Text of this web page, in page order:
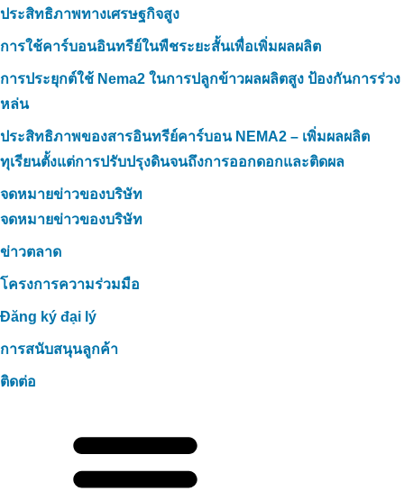
ประสิทธิภาพทางเศรษฐกิจสูง
การใช้คาร์บอนอินทรีย์ในพืชระยะสั้นเพื่อเพิ่มผลผลิต
การประยุกต์ใช้ Nema2 ในการปลูกข้าวผลผลิตสูง ป้องกันการร่วง
หล่น
ประสิทธิภาพของสารอินทรีย์คาร์บอน NEMA2 – เพิ่มผลผลิต
ทุเรียนตั้งแต่การปรับปรุงดินจนถึงการออกดอกและติดผล
จดหมายข่าวของบริษัท
จดหมายข่าวของบริษัท
ข่าวตลาด
โครงการความร่วมมือ
Đăng ký đại lý
การสนับสนุนลูกค้า
ติดต่อ